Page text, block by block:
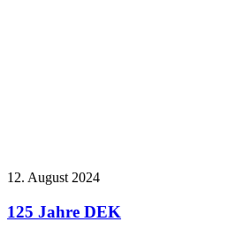
12. August 2024
125 Jahre DEK